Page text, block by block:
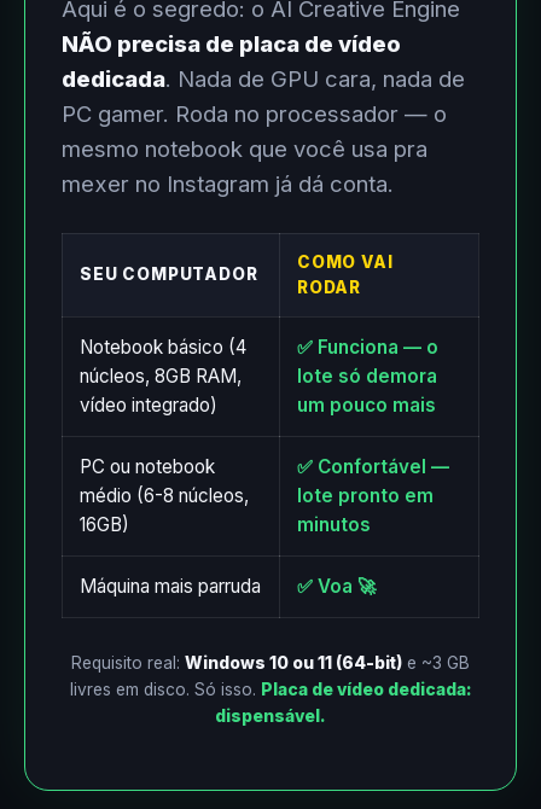
Aqui é o segredo: o AI Creative Engine
NÃO precisa de placa de vídeo
dedicada. Nada de GPU cara, nada de
PC gamer. Roda no processador — o
mesmo notebook que você usa pra
mexer no Instagram já dá conta.
SEU COMPUTADOR
COMO VAI
RODAR
Notebook básico (4
núcleos, 8GB RAM,
vídeo integrado)
✅ Funciona — o
lote só demora
um pouco mais
PC ou notebook
médio (6-8 núcleos,
16GB)
✅ Confortável —
lote pronto em
minutos
Máquina mais parruda ✅ Voa 🚀
Requisito real: Windows 10 ou 11 (64-bit) e ~3 GB
livres em disco. Só isso. Placa de vídeo dedicada:
dispensável.